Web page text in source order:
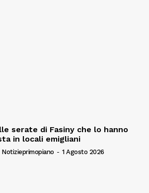
serate di Fasiny che lo hanno
in locali emigliani
Notizieprimopiano - 1 Agosto 2026